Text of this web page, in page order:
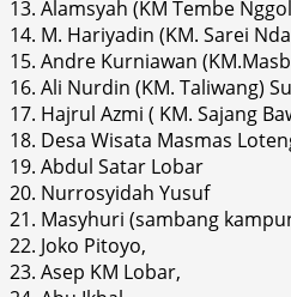
13. Alamsyah (KM Tembe
14. M. Hariyadin (KM. Sarei
15. Andre Kurniawan
16. Ali Nurdin (KM. Taliwang)
17. Hajrul Azmi ( KM. Sajang
18. Desa Wisata Masmas
19. Abdul Satar Lobar
20. Nurrosyidah Yusuf
21. Masyhuri (sambang
22. Joko Pitoyo,
23. Asep KM Lobar,